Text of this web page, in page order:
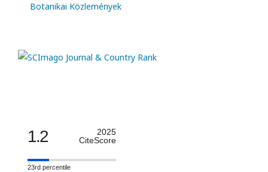
Botanikai Közlemények
1.2
2025
CiteScore
23rd percentile